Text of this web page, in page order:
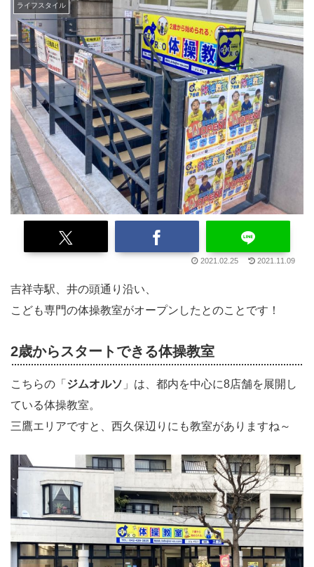
ライフスタイル
2021.02.25 2021.11.09
吉祥寺駅、井の頭通り沿い、
こども専門の体操教室がオープンしたとのことです！
2歳からスタートできる体操教室
こちらの「 ジムオルソ 」は、都内を中心に8店舗を展開し
ている体操教室。
三鷹エリアですと、西久保辺りにも教室がありますね～